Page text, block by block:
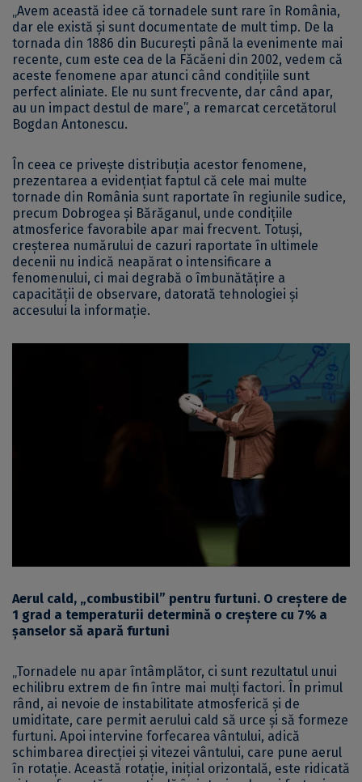
„Avem această idee că tornadele sunt rare în România,
dar ele există și sunt documentate de mult timp. De la
tornada din 1886 din București până la evenimente mai
recente, cum este cea de la Făcăeni din 2002, vedem că
aceste fenomene apar atunci când condițiile sunt
perfect aliniate. Ele nu sunt frecvente, dar când apar,
au un impact destul de mare”, a remarcat cercetătorul
Bogdan Antonescu.
În ceea ce privește distribuția acestor fenomene,
prezentarea a evidențiat faptul că cele mai multe
tornade din România sunt raportate în regiunile sudice,
precum Dobrogea și Bărăganul, unde condițiile
atmosferice favorabile apar mai frecvent. Totuși,
creșterea numărului de cazuri raportate în ultimele
decenii nu indică neapărat o intensificare a
fenomenului, ci mai degrabă o îmbunătățire a
capacității de observare, datorată tehnologiei și
accesului la informație.
Aerul cald, „combustibil” pentru furtuni. O creștere de
1 grad a temperaturii determină o creștere cu 7% a
șanselor să apară furtuni
„Tornadele nu apar întâmplător, ci sunt rezultatul unui
echilibru extrem de fin între mai mulți factori. În primul
rând, ai nevoie de instabilitate atmosferică și de
umiditate, care permit aerului cald să urce și să formeze
furtuni. Apoi intervine forfecarea vântului, adică
schimbarea direcției și vitezei vântului, care pune aerul
în rotație. Această rotație, inițial orizontală, este ridicată